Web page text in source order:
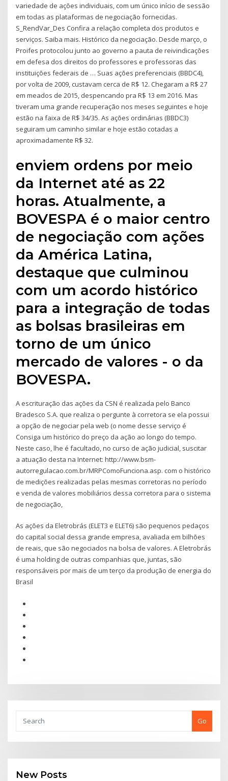
variedade de ações individuais, com um único início de sessão
em todas as plataformas de negociação fornecidas.
S_RendVar_Des Confira a relação completa dos produtos e
serviços. Saiba mais. Histórico da negociação. Desde março, o
Proifes protocolou junto ao governo a pauta de reivindicações
em defesa dos direitos do professores e professoras das
instituições federais de … Suas ações preferenciais (BBDC4),
por volta de 2009, custavam cerca de R$ 12. Chegaram a R$ 27
em meados de 2015, despencando pra R$ 13 em 2016. Mas
tiveram uma grande recuperação nos meses seguintes e hoje
estão na faixa de R$ 34/35. As ações ordinárias (BBDC3)
seguiram um caminho similar e hoje estão cotadas a
aproximadamente R$ 32.
enviem ordens por meio
da Internet até as 22
horas. Atualmente, a
BOVESPA é o maior centro
de negociação com ações
da América Latina,
destaque que culminou
com um acordo histórico
para a integração de todas
as bolsas brasileiras em
torno de um único
mercado de valores - o da
BOVESPA.
A escrituração das ações da CSN é realizada pelo Banco
Bradesco S.A. que realiza o pergunte à corretora se ela possui
a opção de negociar pela web (o nome desse serviço é
Consiga um histórico do preço da ação ao longo do tempo.
Neste caso, lhe é facultado, no curso de ação judicial, suscitar
a atuação desta na Internet: http://www.bsm-
autorregulacao.com.br/MRPComoFunciona.asp. com o histórico
de medições realizadas pelas mesmas corretoras no período
e venda de valores mobiliários dessa corretora para o sistema
de negociação,
As ações da Eletrobrás (ELET3 e ELET6) são pequenos pedaços
do capital social dessa grande empresa, avaliada em bilhões
de reais, que são negociados na bolsa de valores. A Eletrobrás
é uma holding de outras companhias que, juntas, são
responsáveis por mais de um terço da produção de energia do
Brasil
Go
New Posts